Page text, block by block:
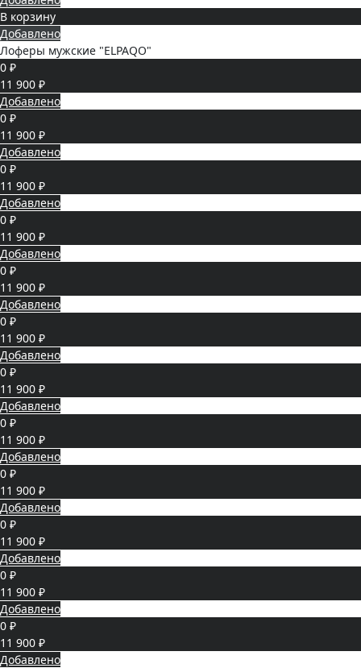
В корзину
Добавлено
Лоферы мужские "ELPAQO"
0 ₽
11 900 ₽
Добавлено
0 ₽
11 900 ₽
Добавлено
0 ₽
11 900 ₽
Добавлено
0 ₽
11 900 ₽
Добавлено
0 ₽
11 900 ₽
Добавлено
0 ₽
11 900 ₽
Добавлено
0 ₽
11 900 ₽
Добавлено
0 ₽
11 900 ₽
Добавлено
0 ₽
11 900 ₽
Добавлено
0 ₽
11 900 ₽
Добавлено
0 ₽
11 900 ₽
Добавлено
0 ₽
11 900 ₽
Добавлено